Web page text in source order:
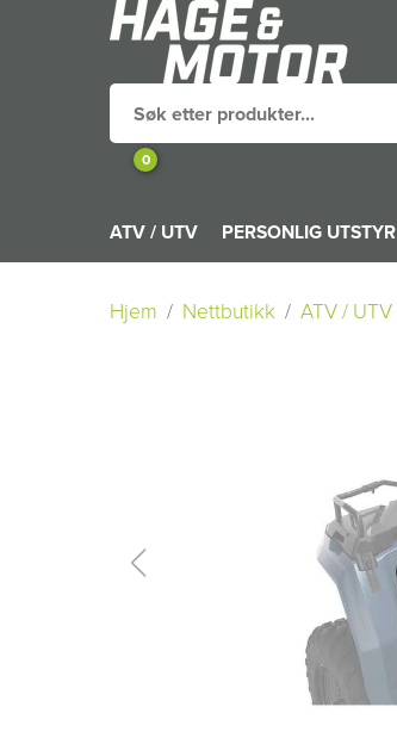
0
ATV / UTV PERSONLIG UTSTYR
Hjem Nettbutikk ATV / UTV